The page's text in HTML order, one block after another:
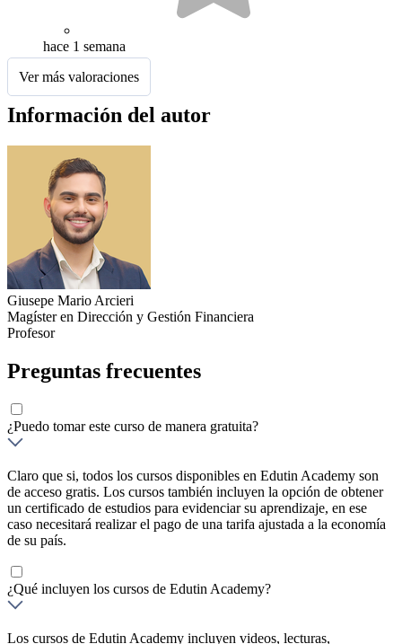
hace 1 semana
Ver más valoraciones
Información del autor
Giusepe Mario Arcieri
Magíster en Dirección y Gestión Financiera
Profesor
Preguntas frecuentes
¿Puedo tomar este curso de manera gratuita?
Claro que si, todos los cursos disponibles en Edutin Academy son
de acceso gratis. Los cursos también incluyen la opción de obtener
un certificado de estudios para evidenciar su aprendizaje, en ese
caso necesitará realizar el pago de una tarifa ajustada a la economía
de su país.
¿Qué incluyen los cursos de Edutin Academy?
Los cursos de Edutin Academy incluyen videos, lecturas,